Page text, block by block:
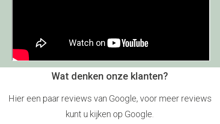
Wat denken onze klanten?
Hier een paar reviews van Google, voor meer reviews
kunt u kijken op Google.